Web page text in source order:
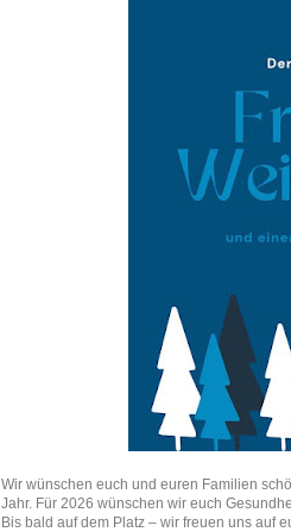
Wir wünschen euch und euren Familien
Jahr. Für 2026 wünschen wir euch
Bis bald auf dem Platz – wir freuen uns auf